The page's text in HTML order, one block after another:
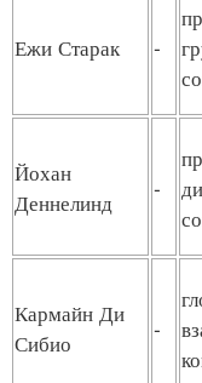
Ежи Старак -
Йохан
Деннелинд
-
Кармайн Ди
Сибио
-